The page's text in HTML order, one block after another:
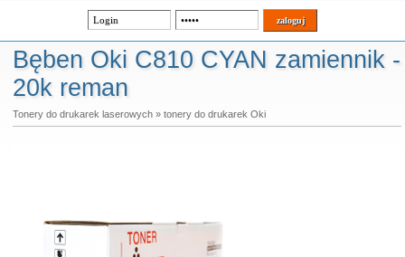
Bęben Oki C810 CYAN zamiennik -
20k reman
Tonery do drukarek laserowych» tonery do drukarek Oki